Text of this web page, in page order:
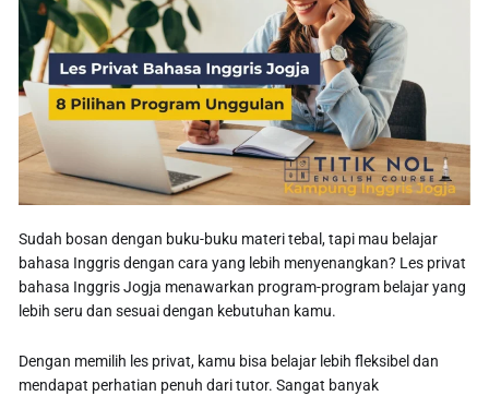
Sudah bosan dengan buku-buku materi tebal, tapi mau belajar
bahasa Inggris dengan cara yang lebih menyenangkan? Les privat
bahasa Inggris Jogja menawarkan program-program belajar yang
lebih seru dan sesuai dengan kebutuhan kamu.
Dengan memilih les privat, kamu bisa belajar lebih fleksibel dan
mendapat perhatian penuh dari tutor. Sangat banyak